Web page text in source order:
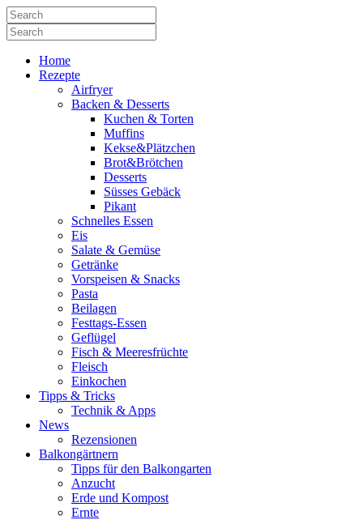
Home
Rezepte
Airfryer
Backen & Desserts
Kuchen & Torten
Muffins
Kekse&Plätzchen
Brot&Brötchen
Desserts
Süsses Gebäck
Pikant
Schnelles Essen
Eis
Salate & Gemüse
Getränke
Vorspeisen & Snacks
Pasta
Beilagen
Festtags-Essen
Geflügel
Fisch & Meeresfrüchte
Fleisch
Einkochen
Tipps & Tricks
Technik & Apps
News
Rezensionen
Balkongärtnern
Tipps für den Balkongarten
Anzucht
Erde und Kompost
Ernte